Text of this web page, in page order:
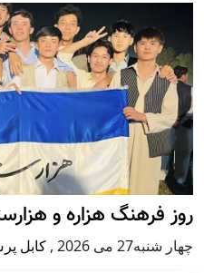
روز فرهنگ هزاره و
چهار شنبه27 می 2026 , کابل